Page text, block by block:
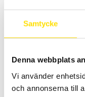
Samtycke
Denna webbplats
Vi använder
och annonserna till